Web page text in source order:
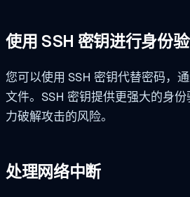
使用 SSH 密钥进行身份
您可以使用 SSH 密钥代替密码，
文件。SSH 密钥提供更强大的身
力破解攻击的风险。
处理网络中断